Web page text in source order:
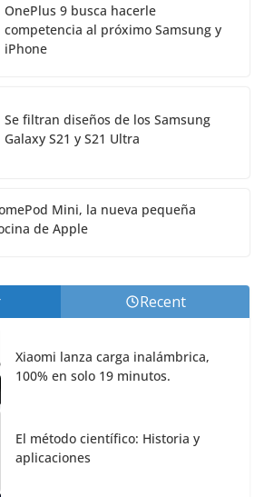
OnePlus 9 busca hacerle
competencia al próximo Samsung y
iPhone
Se filtran diseños de los Samsung
Galaxy S21 y S21 Ultra
Mini, la nueva pequeña
de Apple
Recent
Xiaomi lanza carga inalámbrica,
100% en solo 19 minutos.
El método científico: Historia y
aplicaciones